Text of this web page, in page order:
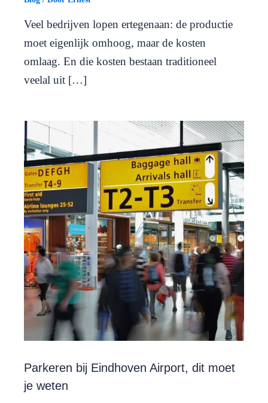
Veel bedrijven lopen ertegenaan: de productie
moet eigenlijk omhoog, maar de kosten
omlaag. En die kosten bestaan traditioneel
veelal uit […]
Parkeren bij Eindhoven Airport, dit moet
je weten